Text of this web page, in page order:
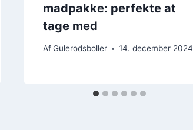
madpakke: perfekte at
tage med
Af Gulerodsboller 14. december 2024